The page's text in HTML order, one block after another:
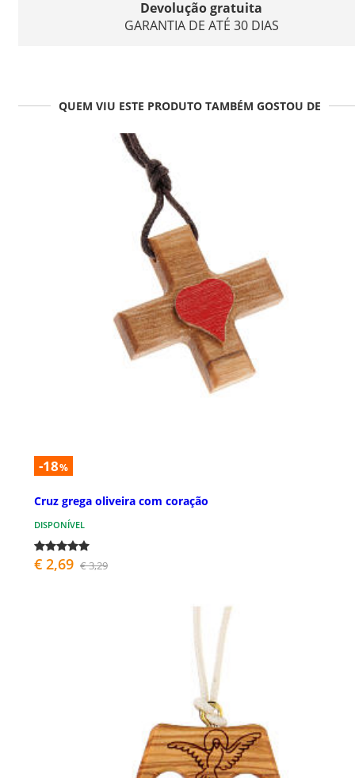
Devolução gratuita
GARANTIA DE ATÉ 30 DIAS
QUEM VIU ESTE PRODUTO TAMBÉM GOSTOU DE
-18%
Cruz grega oliveira com coração
DISPONÍVEL
€ 2,69 € 3,29